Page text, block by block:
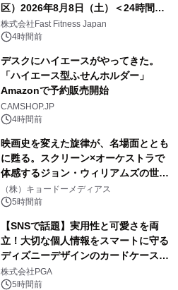
区）2026年8月8日（土）＜24時間年
中無休のフィットネスジム＞
株式会社Fast Fitness Japan
4時間前
デスクにハイエースがやってきた。
「ハイエース型ふせんホルダー」
Amazonで予約販売開始
CAMSHOP.JP
4時間前
映画史を変えた旋律が、名場面ととも
に甦る。スクリーン×オーケストラで
体感するジョン・ウィリアムズの世
界。ジョン・ウィリアムズ：シネマ・
スペクタキュラー・コンサート 開催決
（株）キョードーメディアス
5時間前
【SNSで話題】実用性と可愛さを両
立！大切な個人情報をスマートに守る
ディズニーデザインのカードケースを
株式会社PGAが8月7日発売
株式会社PGA
5時間前